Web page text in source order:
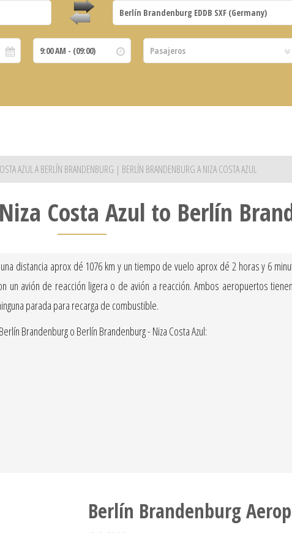
AZUL A BERLÍN BRANDENBURG | BERLÍN BRANDENBURG A NIZA COSTA AZUL
Costa Azul to Berlín
distancia aprox dé 1076 km y un tiempo de vuelo aprox dé 2 horas y 6
avión de reacción ligera o de avión a reacción. Ambos aeropuertos
parada para recarga de combustible.
Brandenburg o Berlín Brandenburg - Niza Costa Azul:
Berlín Brandenburg